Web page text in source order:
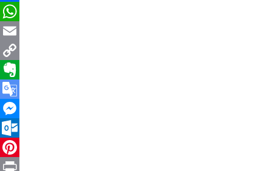
Facebook
WhatsApp
Email
Copy
Link
Evernote
Google
Translate
Messenger
Outlook.com
Pinterest